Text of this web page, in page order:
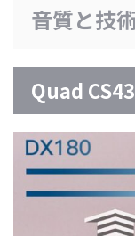
音質と技
Quad